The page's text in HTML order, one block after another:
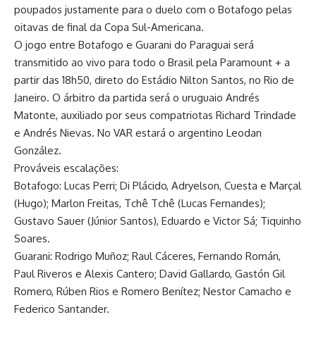
poupados justamente para o duelo com o Botafogo pelas
oitavas de final da Copa Sul-Americana.
O jogo entre Botafogo e Guarani do Paraguai será
transmitido ao vivo para todo o Brasil pela Paramount + a
partir das 18h50, direto do Estádio Nilton Santos, no Rio de
Janeiro. O árbitro da partida será o uruguaio Andrés
Matonte, auxiliado por seus compatriotas Richard Trindade
e Andrés Nievas. No VAR estará o argentino Leodan
González.
Prováveis escalações:
Botafogo: Lucas Perri; Di Plácido, Adryelson, Cuesta e Marçal
(Hugo); Marlon Freitas, Tchê Tchê (Lucas Fernandes);
Gustavo Sauer (Júnior Santos), Eduardo e Victor Sá; Tiquinho
Soares.
Guarani: Rodrigo Muñoz; Raul Cáceres, Fernando Román,
Paul Riveros e Alexis Cantero; David Gallardo, Gastón Gil
Romero, Rúben Rios e Romero Benítez; Nestor Camacho e
Federico Santander.